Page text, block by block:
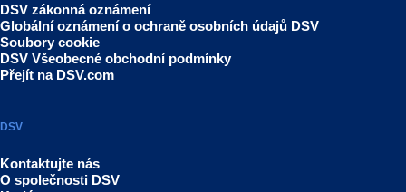
DSV zákonná oznámení
Globální oznámení o ochraně osobních údajů DSV
Soubory cookie
DSV Všeobecné obchodní podmínky
Přejít na DSV.com
DSV
Kontaktujte nás
O společnosti DSV